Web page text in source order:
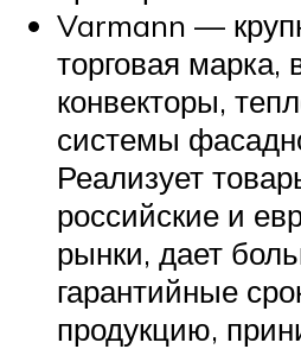
Varmann —
торговая
конвекторы,
системы
Реализует
российские и
рынки, дает
гарантийные
продукцию,